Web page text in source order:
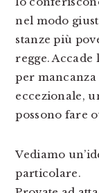
nel modo
stanze più
regge. Accade
per
eccezionale,
possono fare
Vediamo
particolare.